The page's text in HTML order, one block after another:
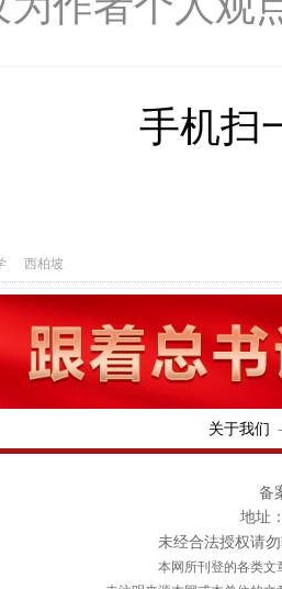
手机扫
西柏坡
关于我们
备
地址
未经合法授权请
本网所刊登的各类文